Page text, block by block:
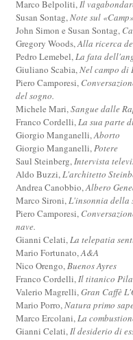
Marco Belpoliti,Il
Susan Sontag,Note sul «Camp»
John Simon e Susan Sontag,
Gregory Woods,Alla ricerca
Pedro Lemebel,La fata
Giuliano Scabia,Nel campo di
Piero Camporesi,
del sogno.
Michele Mari,Sangue dalle
Franco Cordelli,La sua parte
Giorgio Manganelli,Aborto
Giorgio Manganelli,Potere
Saul Steinberg,Intervista
Aldo Buzzi,L'architetto
Andrea Canobbio,Albero
Marco Sironi,L'insonnia della
Piero Camporesi,
nave.
Gianni Celati,La telepatia
Mario Fortunato,A&A
Nico Orengo,Buenos Ayres
Franco Cordelli,Il titanico
Valerio Magrelli,Gran Caffè
Mario Porro,Natura primo
Marco Ercolani,La
Gianni Celati,Il desiderio di